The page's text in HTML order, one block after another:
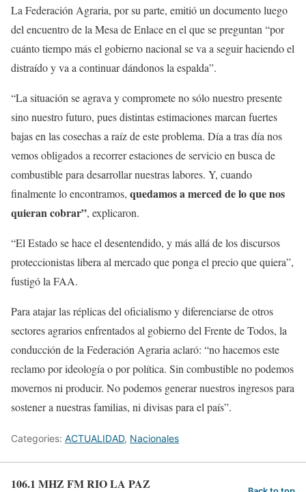
La Federación Agraria, por su parte, emitió un documento luego
del encuentro de la Mesa de Enlace en el que se preguntan “por
cuánto tiempo más el gobierno nacional se va a seguir haciendo el
distraído y va a continuar dándonos la espalda”.
“La situación se agrava y compromete no sólo nuestro presente
sino nuestro futuro, pues distintas estimaciones marcan fuertes
bajas en las cosechas a raíz de este problema. Día a tras día nos
vemos obligados a recorrer estaciones de servicio en busca de
combustible para desarrollar nuestras labores. Y, cuando
finalmente lo encontramos, quedamos a merced de lo que nos
quieran cobrar”, explicaron.
“El Estado se hace el desentendido, y más allá de los discursos
proteccionistas libera al mercado que ponga el precio que quiera”,
fustigó la FAA.
Para atajar las réplicas del oficialismo y diferenciarse de otros
sectores agrarios enfrentados al gobierno del Frente de Todos, la
conducción de la Federación Agraria aclaró: “no hacemos este
reclamo por ideología o por política. Sin combustible no podemos
movernos ni producir. No podemos generar nuestros ingresos para
sostener a nuestras familias, ni divisas para el país”.
Categories: ACTUALIDAD, Nacionales
106.1 MHZ FM RIO LA PAZ